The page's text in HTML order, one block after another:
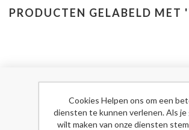
PRODUCTEN GELABELD MET
MIJN ACCOUNT
Mijn Account
Cookies Helpen ons om een
diensten te kunnen verlenen. Als je
wilt maken van onze diensten